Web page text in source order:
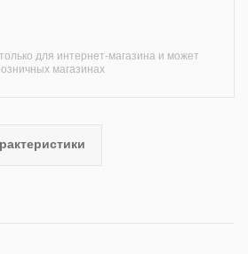
для интернет-магазина и может
магазинах